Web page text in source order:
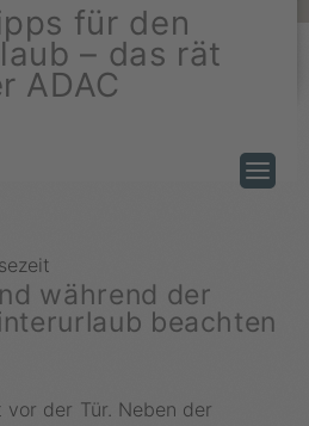
für den
– das rät
ADAC
während der
beachten
der Tür. Neben der